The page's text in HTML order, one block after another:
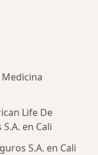
Life De
en Cali
S.A. en Cali